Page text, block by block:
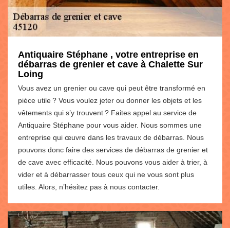
Antiquaire Stéphane , votre entreprise en
débarras de grenier et cave à Chalette Sur
Loing
Vous avez un grenier ou cave qui peut être transformé en
pièce utile ? Vous voulez jeter ou donner les objets et les
vêtements qui s’y trouvent ? Faites appel au service de
Antiquaire Stéphane pour vous aider. Nous sommes une
entreprise qui œuvre dans les travaux de débarras. Nous
pouvons donc faire des services de débarras de grenier et
de cave avec efficacité. Nous pouvons vous aider à trier, à
vider et à débarrasser tous ceux qui ne vous sont plus
utiles. Alors, n’hésitez pas à nous contacter.